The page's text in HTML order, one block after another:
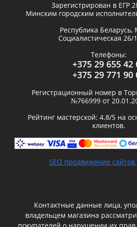
Зарегистрирован в ЕГР
Минским городским
Республика Беларусь,
Социалистическая 26/
Телефоны:
+375 29 655 42
+375 29 771 90
Регистрационный номер в
№766999 от
Рейтинг мастерской: 4.8/5 на
клиентов.
SEO продвижение
Контактные данные лица,
владельцем магазина